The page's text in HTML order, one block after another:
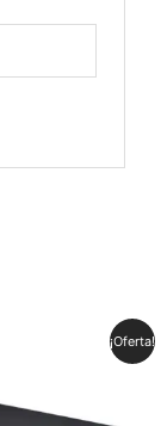
¡Oferta!
79,00 €.